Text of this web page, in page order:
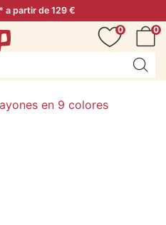
a partir de 129 €
0
0